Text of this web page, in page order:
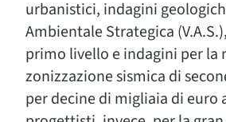
urbanistici, indagini
Ambientale Strategica
primo livello e indagini per la
zonizzazione sismica di
per decine di migliaia di euro